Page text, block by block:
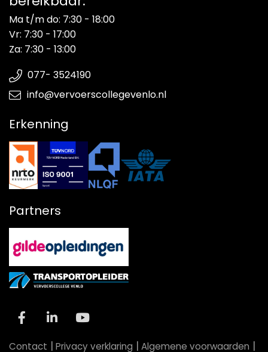
Ma t/m do: 7:30 - 18:00
Vr: 7:30 - 17:00
Za: 7:30 - 13:00
077- 3524190
info@vervoerscollegevenlo.nl
Erkenning
Partners
Contact | Privacy verklaring | Algemene voorwaarden |